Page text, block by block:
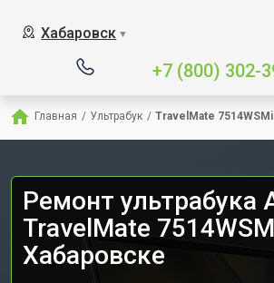
Хабаровск ▼
+7 (800) 302-
Главная / Ультрабук / TravelMate 7514WSMi
Ремонт ультрабука
TravelMate
Хабаровске